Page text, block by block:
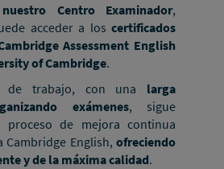
Centro Examinador,
acceder a los certificados
Assessment English
of Cambridge.
de trabajo, con una larga
exámenes, sigue
de mejora continua
Cambridge English, ofreciendo
y de la máxima calidad.